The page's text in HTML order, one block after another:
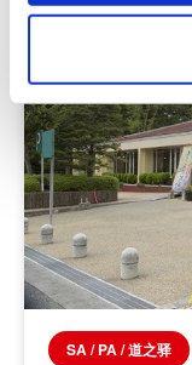
SA / PA / 道之驿